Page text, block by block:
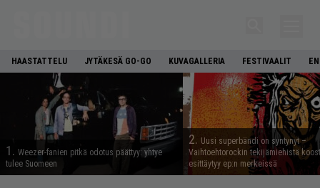
HAASTATTELU JYTÄKESÄ GO-GO KUVAGALLERIA FESTIVAALIT
1. Weezer-fanien pitkä odotus päättyy: yhtye
tulee Suomeen
2. Uusi superbändi on syntynyt –
Vaihtoehtorockin tekijämiehistä
esittäytyy ep:n merkeissä